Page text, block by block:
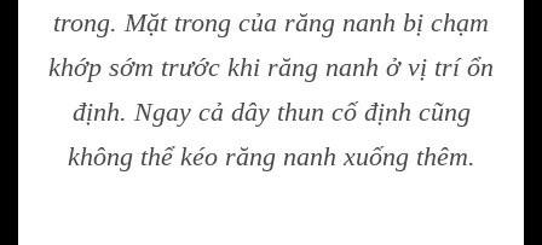
trong. Mặt trong của răng nanh bị chạm
khớp sớm trước khi răng nanh ở vị trí ổn
định. Ngay cả dây thun cố định cũng
không thể kéo răng nanh xuống thêm.